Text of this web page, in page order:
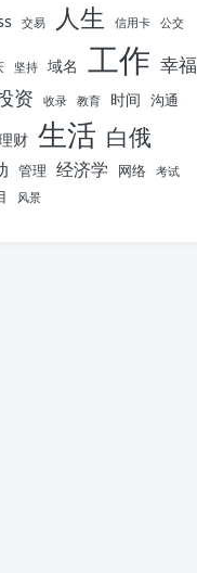
交易 人生 信用卡 公交
坚持 域名 工作 幸福
资 收录 教育 时间 沟通
财 生活 白俄
管理 经济学 网络 考试
风景